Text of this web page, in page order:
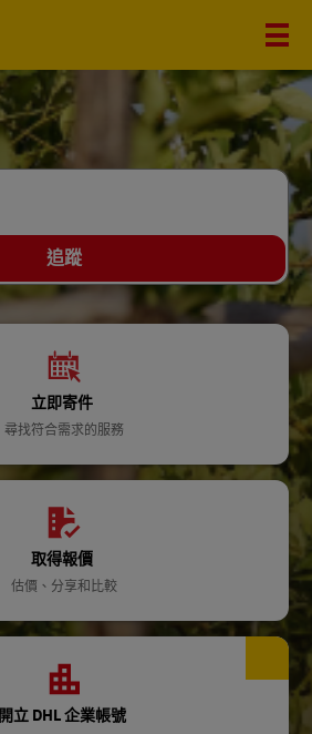
追蹤
立即寄件
尋找符合需求的服務
取得報價
估價、分享和比較
開立 DHL 企業帳號